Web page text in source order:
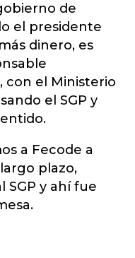
de
el presidente
dinero, es
con el Ministerio
el SGP y
a Fecode a
plazo,
SGP y ahí fue